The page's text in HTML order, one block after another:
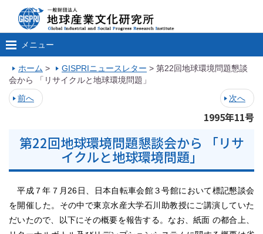
メニュー
ホーム > GISPRIニュースレター > 第22回地球環境問題懇談
会から 「リサイクルと地球環境問題」
前へ
次へ
1995年11号
第22回地球環境問題懇談会から 「リサ
イクルと地球環境問題」
平成７年７月26日、日本自転車会館３号館において標記懇談会
を開催した。その中で東京水産大学石川助教授にご講演していた
だいたので、以下にその概要を報告する。なお、紙面 の都合上、